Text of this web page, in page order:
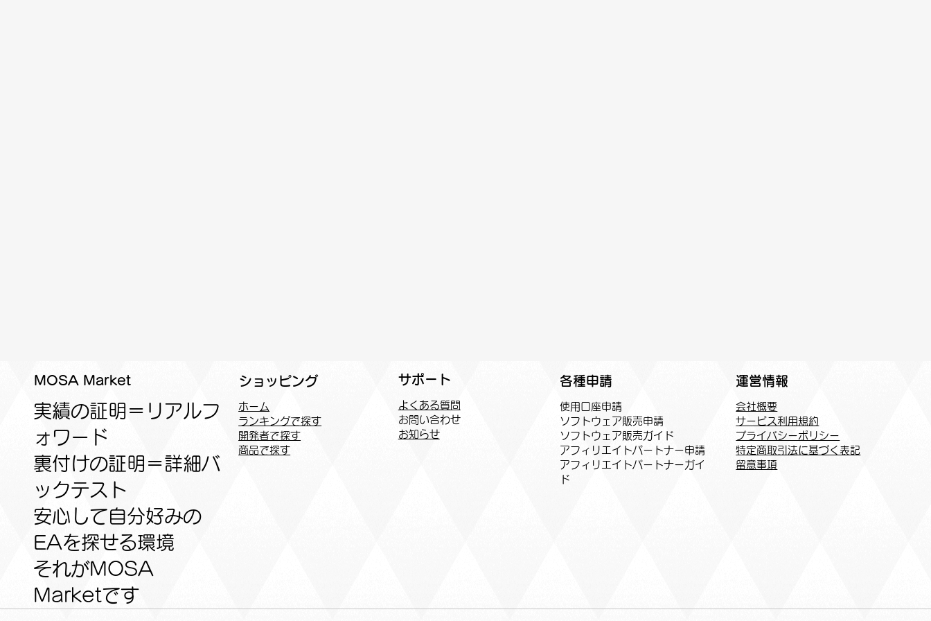
MOSA Market
実績の証明＝リアルフ
ォワード
裏付けの証明＝詳細バ
ックテスト
安心して自分好みの
EAを探せる環境
​それがMOSA
Marketです
ショッピング
ホーム
ランキングで探す
開発者で探す
商品で探す
サポート
よくある質問
お問い合わせ
お知らせ
各種申請
​使用口座申請
ソフトウェア販売申請
ソフトウェア販売ガイド
アフィリエイトパートナー申請​
​アフィリエイトパートナーガイ
ド
運営情報
会社概要
サービス利用規約
プライバシーポリシー
特定商取引法に基づく表記
​留意事項